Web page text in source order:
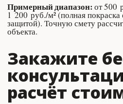
Примерныйдиапазон: от 500
1 200 руб./м² (полная
защитой). Точную смету
объекта.
Закажите
расчёт